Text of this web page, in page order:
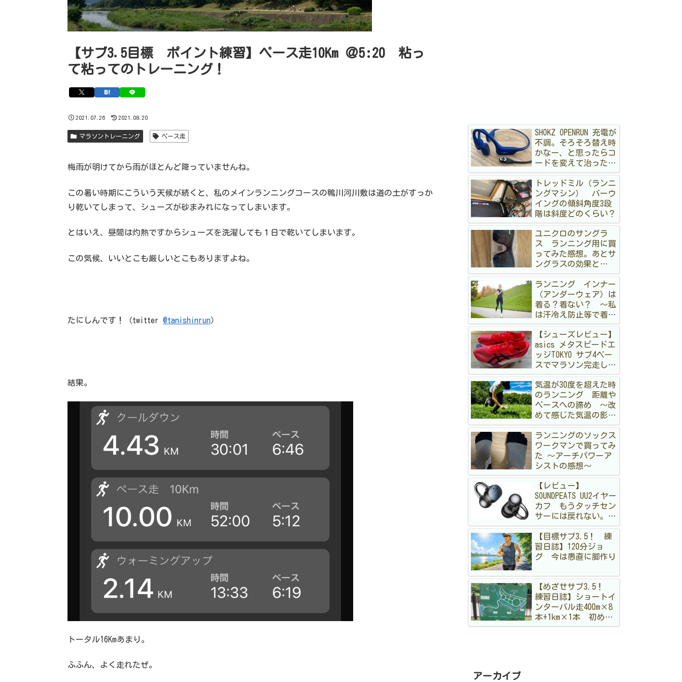
【サブ3.5目標 ポイント練習】ペース走10Km ＠5:20 粘っ
て粘ってのトレーニング！
2021.07.26 2021.08.20
マラソントレーニング ペース走
梅雨が明けてから雨がほとんど降っていませんね。
この暑い時期にこういう天候が続くと、私のメインランニングコースの鴨川河川敷は道の土がすっか
り乾いてしまって、シューズが砂まみれになってしまいます。
とはいえ、昼間は灼熱ですからシューズを洗濯しても１日で乾いてしまいます。
この気候、いいとこも厳しいとこもありますよね。
たにしんです！（twitter @tanishinrun）
結果。
トータル16Kmあまり。
ふふん、よく走れたぜ。
SHOKZ OPENRUN 充電が
不調。そろそろ替え時
かなー、と思ったらコ
ードを変えて治ったハ
ナシ
トレッドミル（ランニ
ングマシン） バーウ
イングの傾斜角度3段
階は斜度どのくらい？
ユニクロのサングラ
ス ランニング用に買
ってみた感想。あとサ
ングラスの効果と
か 〜オークリーも持
ってるけど〜
ランニング インナー
（アンダーウェア）は
着る？着ない？ 〜私
は汗冷え防止等で着る
派です〜
【シューズレビュー】
asics メタスピードエ
ッジTOKYO サブ4ペー
スでマラソン完走して
みた
気温が30度を超えた時
のランニング 距離や
ペースへの諦め 〜改
めて感じた気温の影
響〜
ランニングのソックス
ワークマンで買ってみ
た 〜アーチパワーア
シストの感想〜
【レビュー】
SOUNDPEATS UU2イヤー
カフ もうタッチセン
サーには戻れない。走
る私が「物理ボタン」
に狂喜乱舞した理由
【目標サブ3.5！ 練
習日誌】120分ジョ
グ 今は愚直に脚作り
【めざせサブ3.5！
練習日誌】ショートイ
ンターバル走400m×8
本+1km×1本 初めて
のメニュー。まだ手探
アーカイブ